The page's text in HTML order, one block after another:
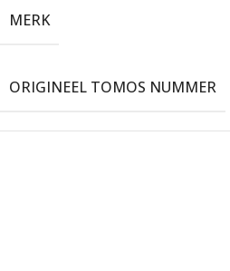
MERK
ORIGINEEL TOMOS NUMMER